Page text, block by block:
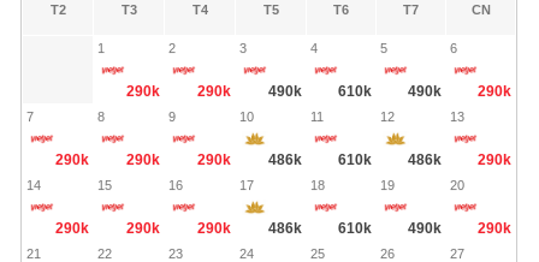
T2 T3 T4 T5 T6 T7 CN
1
290k
2
290k
3
490k
4
610k
5
490k
6
290k
7
290k
8
290k
9
290k
10
486k
11
610k
12
486k
13
290k
14
290k
15
290k
16
290k
17
486k
18
610k
19
490k
20
290k
21 22 23 24 25 26 27